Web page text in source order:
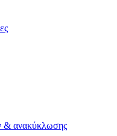
& ανακύκλωσης